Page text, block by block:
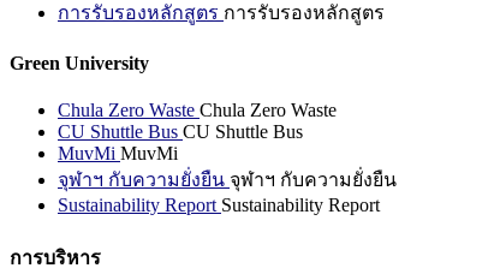
การรับรองหลักสูตร การรับรองหลักสูตร
Green University
Chula Zero Waste Chula Zero Waste
CU Shuttle Bus CU Shuttle Bus
MuvMi MuvMi
จุฬาฯ กับความยั่งยืน จุฬาฯ กับความยั่งยืน
Sustainability Report Sustainability Report
การบริหาร